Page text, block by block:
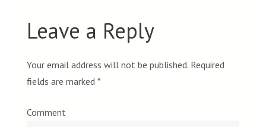
Leave a Reply
Your email address will not be published. Required
fields are marked *
Comment